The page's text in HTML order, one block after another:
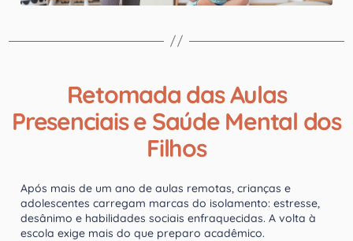
Retomada das Aulas
Presenciais e Saúde Mental dos
Filhos
Após mais de um ano de aulas remotas, crianças e
adolescentes carregam marcas do isolamento: estresse,
desânimo e habilidades sociais enfraquecidas. A volta à
escola exige mais do que preparo acadêmico.